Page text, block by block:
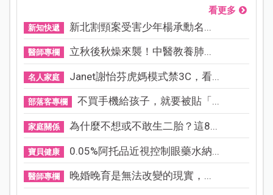
看更多
新知快遞 新北割頸案受害少年楊承勳名...
醫師專欄 立秋後秋燥來襲！中醫教養肺...
名人家庭 Janet謝怡芬虎媽模式禁3C，看...
部落客專欄 不買手機給孩子，就要被貼「...
家庭關係 為什麼不想或不敢生二胎？這8...
寶貝健康 0.05%阿托品近視控制眼藥水納...
醫師專欄 晚婚晚育是無法改變的現實，...